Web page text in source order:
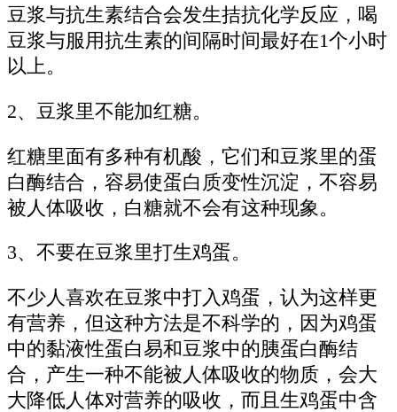
豆浆与抗生素结合会发生拮抗化学反应，喝
豆浆与服用抗生素的间隔时间最好在1个小时
以上。
2、豆浆里不能加红糖。
红糖里面有多种有机酸，它们和豆浆里的蛋
白酶结合，容易使蛋白质变性沉淀，不容易
被人体吸收，白糖就不会有这种现象。
3、不要在豆浆里打生鸡蛋。
不少人喜欢在豆浆中打入鸡蛋，认为这样更
有营养，但这种方法是不科学的，因为鸡蛋
中的黏液性蛋白易和豆浆中的胰蛋白酶结
合，产生一种不能被人体吸收的物质，会大
大降低人体对营养的吸收，而且生鸡蛋中含